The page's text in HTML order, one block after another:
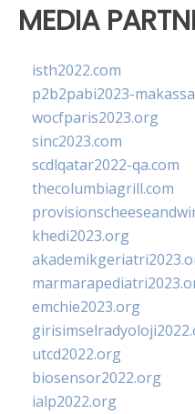
MEDIA
isth2022.com
p2b2pabi2023-
wocfparis2023.org
sinc2023.com
scdlqatar2022-qa.com
thecolumbiagrill.com
khedi2023.org
emchie2023.org
utcd2022.org
biosensor2022.org
ialp2022.org